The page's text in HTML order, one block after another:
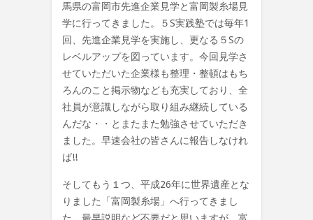
馬県の富岡市先進企業見学と富岡製糸場見
学に行ってきました。５S実践塾では毎年1
回、先進企業見学を実施し、更なる５Sの
レベルアップを図っています。今回見学さ
せていただいた企業様も整理・整頓はもち
ろんのこと掲示物なども充実しており、全
社員が意識しながら取り組み継続している
んだな・・とまたまた勉強させていただき
ました。早速会社の皆さんに報告しなけれ
ば!!
そしてもう１つ、平成26年に世界遺産とな
りました「富岡製糸場」へ行ってきまし